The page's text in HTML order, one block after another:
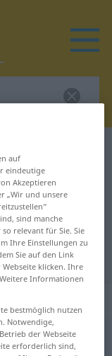
für
auf
eindeutige
Akzeptieren
„Wir und unsere
sind manche
relevant für Sie. Sie
Ihre Einstellungen zu
Sie auf den Link
klicken. Ihre
Informationen
bestmöglich nutzen
Notwendige,
der Webseite
erforderlich sind,